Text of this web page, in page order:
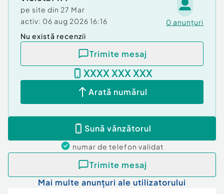
pe site din 27 Mar
activ: 06 aug 2026 16:16 0 anunțuri
Nu există recenzii
Trimite mesaj
XXXX XXX XXX
Arată numărul
Sună vânzătorul
numar de telefon validat
Trimite mesaj
Mai multe anunțuri ale utilizatorului